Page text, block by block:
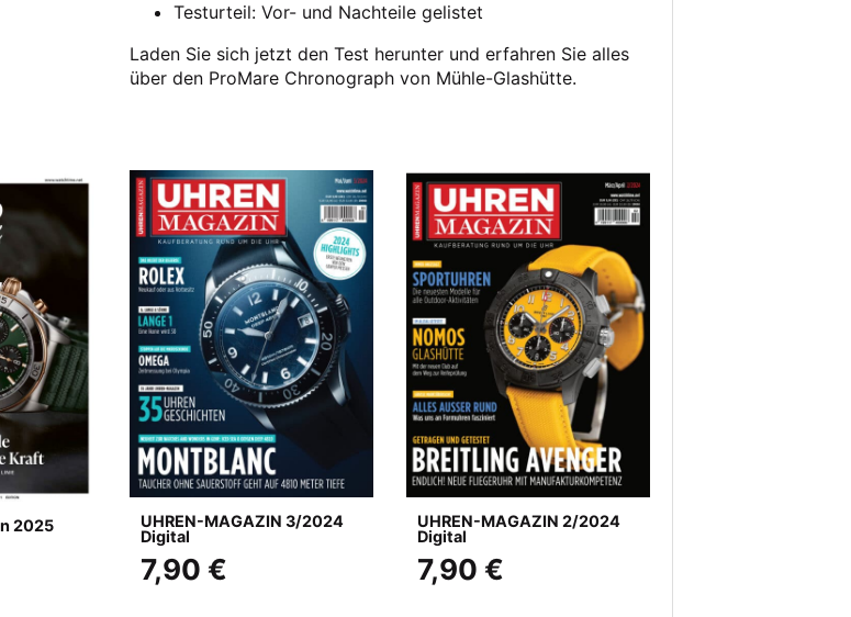
Testurteil: Vor- und Nachteile gelistet
Laden Sie sich jetzt den Test herunter und erfahren Sie alles
über den ProMare Chronograph von Mühle-Glashütte.
2025
UHREN-MAGAZIN 3/2024
Digital
7,90 €
UHREN-MAGAZIN 2/2024
Digital
7,90 €